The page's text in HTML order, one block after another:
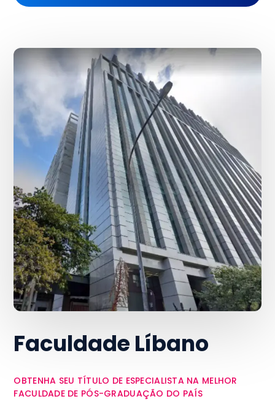
Faculdade Líbano
OBTENHA SEU TÍTULO DE ESPECIALISTA NA MELHOR
FACULDADE DE PÓS-GRADUAÇÃO DO PAÍS